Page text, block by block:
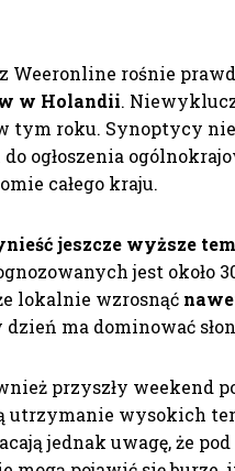
Weeronline rośnie
w Holandii.
tym roku. Synoptycy
ogłoszenia
całego kraju.
jeszcze wyższe
jest około
lokalnie wzrosnąć
ma dominować
przyszły weekend
utrzymanie wysokich
jednak uwagę, że